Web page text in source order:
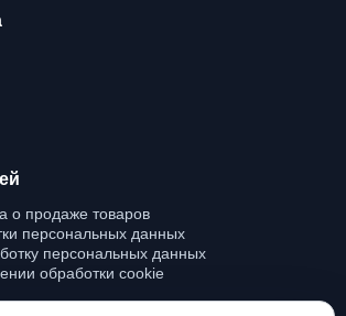
о продаже товаров
персональных данных
персональных данных
обработки cookie